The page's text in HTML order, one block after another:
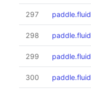
297
298
299
300